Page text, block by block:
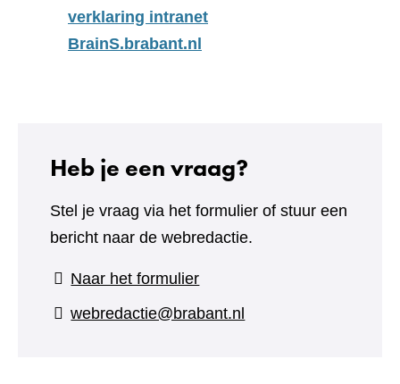
verklaring intranet
BrainS.brabant.nl
Heb je een vraag?
Stel je vraag via het formulier of stuur een
bericht naar de webredactie.
Naar het formulier(verwijst
naar
webredactie@brabant.nl